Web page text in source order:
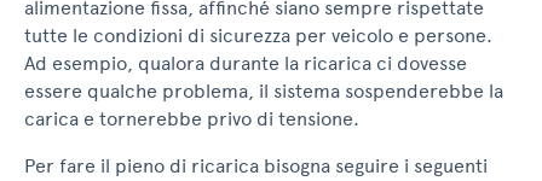
alimentazione fissa, affinché siano sempre rispettate
tutte le condizioni di sicurezza per veicolo e persone.
Ad esempio, qualora durante la ricarica ci dovesse
essere qualche problema, il sistema sospenderebbe la
carica e tornerebbe privo di tensione.
Per fare il pieno di ricarica bisogna seguire i seguenti